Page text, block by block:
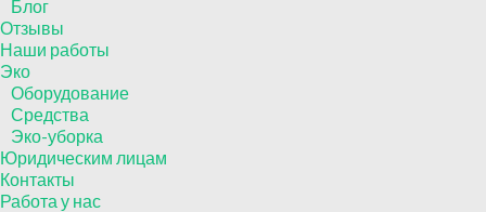
Блог
Отзывы
Наши работы
Эко
Оборудование
Средства
Эко-уборка
Юридическим лицам
Контакты
Работа у нас